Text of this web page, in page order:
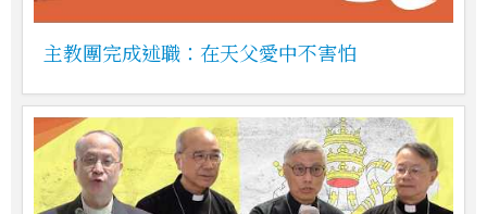
主教團完成述職：在天父愛中不害怕